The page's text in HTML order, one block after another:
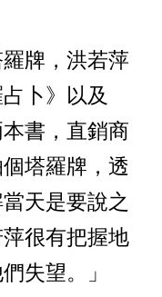
牌，洪若萍
卜》以及
本書，直銷商
塔羅牌，透
天是要說之
很有把握地
失望。」